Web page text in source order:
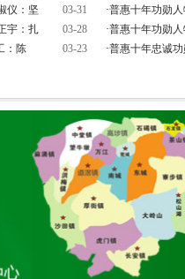
03-31
仪：坚
03-28
宇：扎
03-23
：陈
·普惠十年功勋
·普惠十年功勋
·普惠十年忠诚